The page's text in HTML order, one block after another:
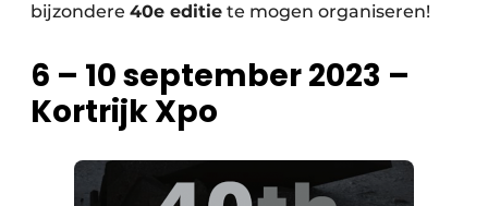
Bedrijfsafval
Bouw & Sloopafval
Elektronisch Afval
bijzondere 40e editie te mogen organiseren!
6 – 10 september 2023 –
Kortrijk Xpo